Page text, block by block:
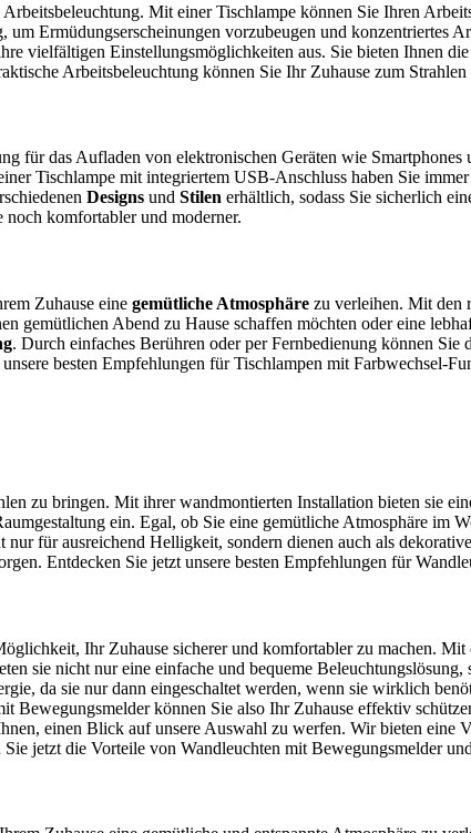
Mit einer Tischlampe können Sie Ihren
Ermüdungserscheinungen vorzubeugen und konzentriertes
vielfältigen Einstellungsmöglichkeiten aus. Sie bieten Ihnen
Arbeitsbeleuchtung können Sie Ihr Zuhause zum Strahlen
für das Aufladen von elektronischen Geräten wie
Tischlampe mit integriertem USB-Anschluss haben Sie
Designs und Stilen erhältlich, sodass Sie sicherlich
komfortabler und moderner.
Zuhause eine gemütliche Atmosphäre zu verleihen. Mit den
gemütlichen Abend zu Hause schaffen möchten oder eine
. Durch einfaches Berühren oder per Fernbedienung können
besten Empfehlungen für Tischlampen mit Farbwechsel-
zu bringen. Mit ihrer wandmontierten Installation bieten sie
ein. Egal, ob Sie eine gemütliche Atmosphäre im
für ausreichend Helligkeit, sondern dienen auch als
Entdecken Sie jetzt unsere besten Empfehlungen für
Ihr Zuhause sicherer und komfortabler zu machen. Mit
sie nicht nur eine einfache und bequeme
da sie nur dann eingeschaltet werden, wenn sie wirklich
können Sie also Ihr Zuhause effektiv
einen Blick auf unsere Auswahl zu werfen. Wir bieten eine
jetzt die Vorteile von Wandleuchten mit Bewegungsmelder